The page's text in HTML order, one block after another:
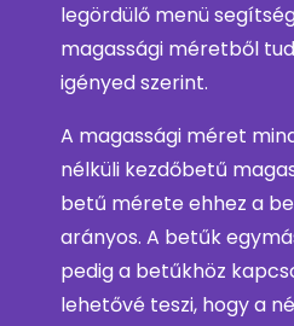
legördülő menü
magassági méretből
igényed szerint.
A magassági méret
nélküli kezdőbetű
betű mérete ehhez a
arányos. A betűk
pedig a betűkhöz
lehetővé teszi, hogy a